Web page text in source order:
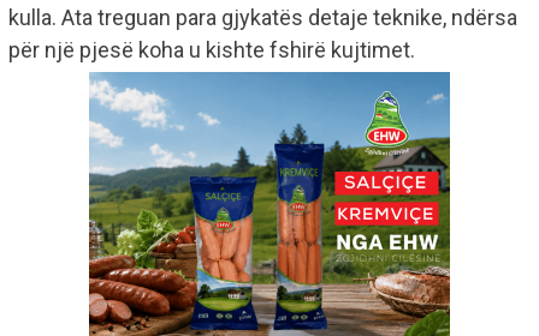
kulla. Ata treguan para gjykatës detaje teknike, ndërsa
për një pjesë koha u kishte fshirë kujtimet.